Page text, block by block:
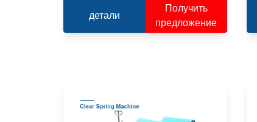
детали
Получить
предложение